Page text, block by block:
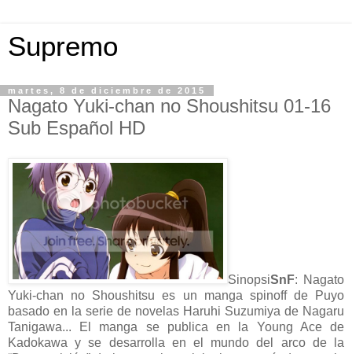
Supremo
martes, 8 de diciembre de 2015
Nagato Yuki-chan no Shoushitsu 01-16
Sub Español HD
SinopsiSnF: Nagato
Yuki-chan no Shoushitsu es un manga spinoff de Puyo
basado en la serie de novelas Haruhi Suzumiya de Nagaru
Tanigawa... El manga se publica en la Young Ace de
Kadokawa y se desarrolla en el mundo del arco de la